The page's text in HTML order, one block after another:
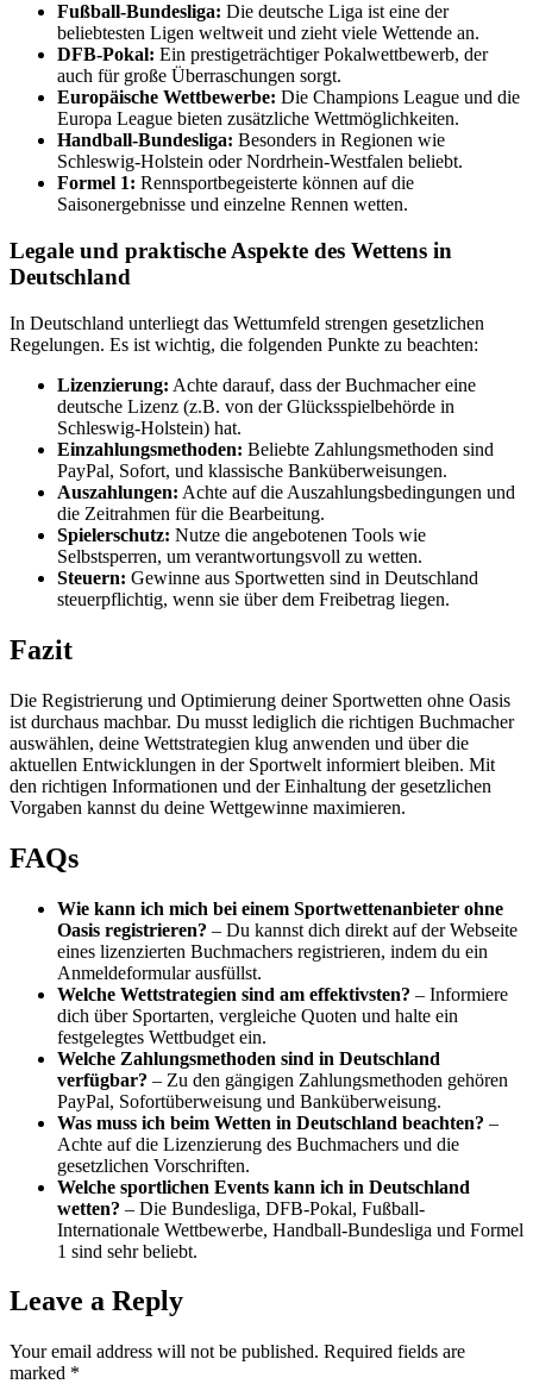
Fußball-Bundesliga: Die deutsche Liga ist eine der
beliebtesten Ligen weltweit und zieht viele Wettende an.
DFB-Pokal: Ein prestigeträchtiger Pokalwettbewerb, der
auch für große Überraschungen sorgt.
Europäische Wettbewerbe: Die Champions League und die
Europa League bieten zusätzliche Wettmöglichkeiten.
Handball-Bundesliga: Besonders in Regionen wie
Schleswig-Holstein oder Nordrhein-Westfalen beliebt.
Formel 1: Rennsportbegeisterte können auf die
Saisonergebnisse und einzelne Rennen wetten.
Legale und praktische Aspekte des Wettens in
Deutschland
In Deutschland unterliegt das Wettumfeld strengen gesetzlichen
Regelungen. Es ist wichtig, die folgenden Punkte zu beachten:
Lizenzierung: Achte darauf, dass der Buchmacher eine
deutsche Lizenz (z.B. von der Glücksspielbehörde in
Schleswig-Holstein) hat.
Einzahlungsmethoden: Beliebte Zahlungsmethoden sind
PayPal, Sofort, und klassische Banküberweisungen.
Auszahlungen: Achte auf die Auszahlungsbedingungen und
die Zeitrahmen für die Bearbeitung.
Spielerschutz: Nutze die angebotenen Tools wie
Selbstsperren, um verantwortungsvoll zu wetten.
Steuern: Gewinne aus Sportwetten sind in Deutschland
steuerpflichtig, wenn sie über dem Freibetrag liegen.
Fazit
Die Registrierung und Optimierung deiner Sportwetten ohne Oasis
ist durchaus machbar. Du musst lediglich die richtigen Buchmacher
auswählen, deine Wettstrategien klug anwenden und über die
aktuellen Entwicklungen in der Sportwelt informiert bleiben. Mit
den richtigen Informationen und der Einhaltung der gesetzlichen
Vorgaben kannst du deine Wettgewinne maximieren.
FAQs
Wie kann ich mich bei einem Sportwettenanbieter ohne
Oasis registrieren? – Du kannst dich direkt auf der Webseite
eines lizenzierten Buchmachers registrieren, indem du ein
Anmeldeformular ausfüllst.
Welche Wettstrategien sind am effektivsten? – Informiere
dich über Sportarten, vergleiche Quoten und halte ein
festgelegtes Wettbudget ein.
Welche Zahlungsmethoden sind in Deutschland
verfügbar? – Zu den gängigen Zahlungsmethoden gehören
PayPal, Sofortüberweisung und Banküberweisung.
Was muss ich beim Wetten in Deutschland beachten? –
Achte auf die Lizenzierung des Buchmachers und die
gesetzlichen Vorschriften.
Welche sportlichen Events kann ich in Deutschland
wetten? – Die Bundesliga, DFB-Pokal, Fußball-
Internationale Wettbewerbe, Handball-Bundesliga und Formel
1 sind sehr beliebt.
Leave a Reply
Your email address will not be published. Required fields are
marked *